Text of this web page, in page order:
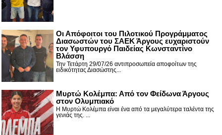
Οι Απόφοιτοι του Πιλοτικού Προγράμματος
Διασωστών του ΣΑΕΚ Άργους ευχαριστούν
τον Υφυπουργό Παιδείας Κωνσταντίνο
Βλάσση
Την Τετάρτη 29/07/26 αντιπροσωπεία αποφοίτων της
ειδικότητας Διασώστης...
Μυρτώ Κολέμπα: Από τον Φείδωνα Άργους
στον Ολυμπιακό
Η Μυρτώ Κολέμπα είναι ένα από τα μεγαλύτερα ταλέντα της
γενιάς της. ...